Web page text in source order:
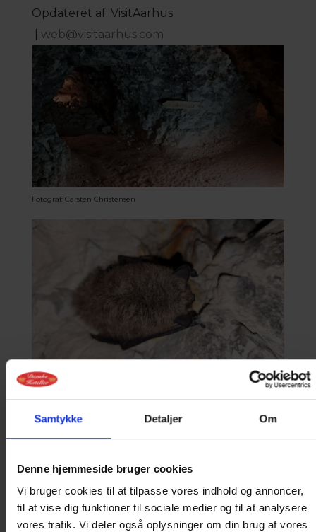
Samtykke Detaljer Om
Denne hjemmeside bruger cookies
Vi bruger cookies til at tilpasse vores indhold og annoncer,
til at vise dig funktioner til sociale medier og til at analysere
vores trafik. Vi deler også oplysninger om din brug af vores
Opdateret af: VisitAarhus
web@visitaarhus.com
Fotograf: Carsten Christensen
Fotograf: Carsten Christensen